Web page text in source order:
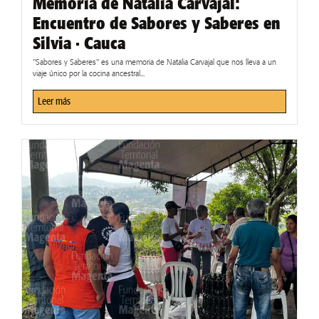
Encuentro de Sabores y Saberes en
Silvia · Cauca
"Sabores y Saberes" es una memoria de Natalia Carvajal que nos lleva a un
viaje único por la cocina ancestral...
Leer más